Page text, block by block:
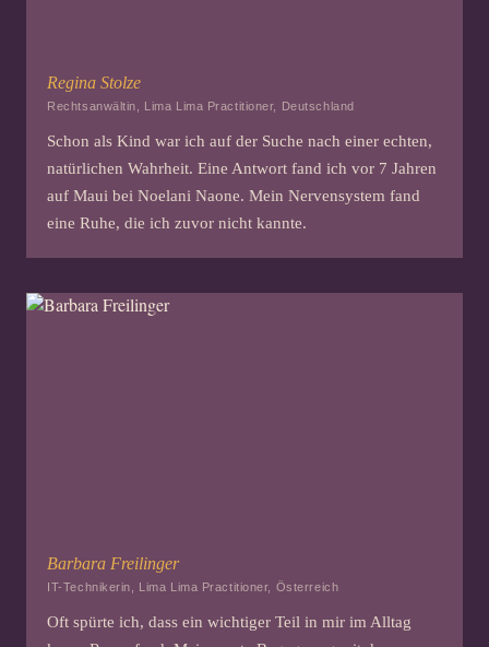
Regina Stolze
Rechtsanwältin, Lima Lima Practitioner, Deutschland
Schon als Kind war ich auf der Suche nach einer echten,
natürlichen Wahrheit. Eine Antwort fand ich vor 7 Jahren
auf Maui bei Noelani Naone. Mein Nervensystem fand
eine Ruhe, die ich zuvor nicht kannte.
Barbara Freilinger
IT-Technikerin, Lima Lima Practitioner, Österreich
Oft spürte ich, dass ein wichtiger Teil in mir im Alltag